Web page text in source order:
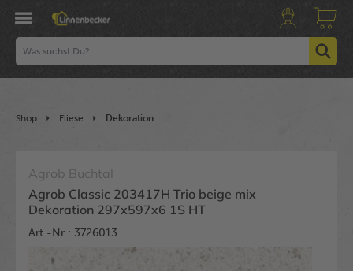
Shop Fliese Dekoration
Agrob Buchtal
Agrob Classic 203417H Trio beige mix
Dekoration 297x597x6 1S HT
Art.-Nr.: 3726013
Bildergalerie überspringen